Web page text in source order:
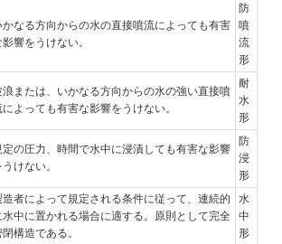
かなる方向からの水の直接噴流によっても有害
影響をうけない。
防
噴
流
形
浪または、いかなる方向からの水の強い直接噴
によっても有害な影響をうけない。
耐
水
形
定の圧力、時間で水中に浸漬しても有害な影響
うけない。
防
浸
形
造者によって規定される条件に従って、連続的
水中に置かれる場合に適する。原則として完全
閉構造である。
水
中
形